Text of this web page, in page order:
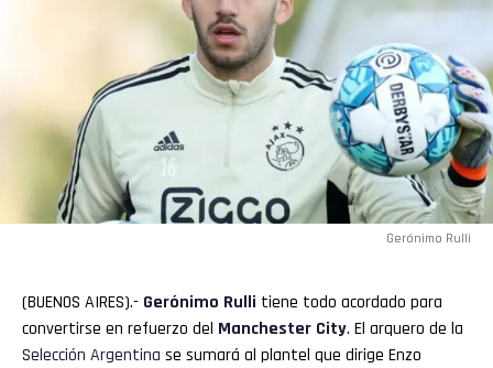
Gerónimo Rulli
(BUENOS AIRES).- Gerónimo Rulli tiene todo acordado para
convertirse en refuerzo del Manchester City. El arquero de la
Selección Argentina se sumará al plantel que dirige Enzo